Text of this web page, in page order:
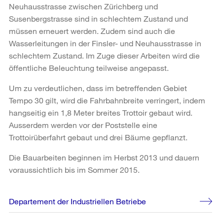
Neuhausstrasse zwischen Zürichberg und
Susenbergstrasse sind in schlechtem Zustand und
müssen erneuert werden. Zudem sind auch die
Wasserleitungen in der Finsler- und Neuhausstrasse in
schlechtem Zustand. Im Zuge dieser Arbeiten wird die
öffentliche Beleuchtung teilweise angepasst.
Um zu verdeutlichen, dass im betreffenden Gebiet
Tempo 30 gilt, wird die Fahrbahnbreite verringert, indem
hangseitig ein 1,8 Meter breites Trottoir gebaut wird.
Ausserdem werden vor der Poststelle eine
Trottoirüberfahrt gebaut und drei Bäume gepflanzt.
Die Bauarbeiten beginnen im Herbst 2013 und dauern
voraussichtlich bis im Sommer 2015.
Weitere
Informationen
Departement der Industriellen Betriebe